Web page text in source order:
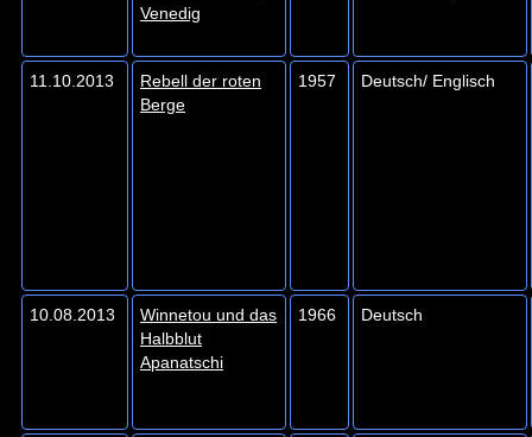
Venedig
11.10.2013
Rebell der roten
Berge
1957 Deutsch/ Englisch
10.08.2013
Winnetou und das
Halbblut
Apanatschi
1966 Deutsch